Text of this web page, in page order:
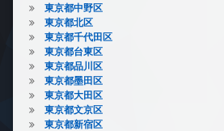
東京都中野区
東京都北区
東京都千代田区
東京都台東区
東京都品川区
東京都墨田区
東京都大田区
東京都文京区
東京都新宿区